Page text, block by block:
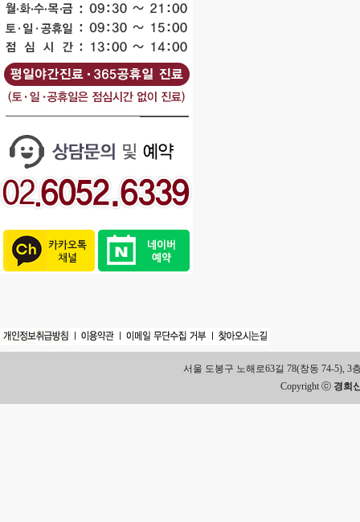
서울 도봉구 노해로63길 78(창동 74-5), 3
Copyright ⓒ 경희